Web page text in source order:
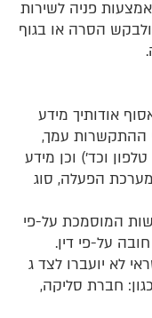
פניה לשירות
הלקוחות שלנו במספר: 02-546558 ולבקש הסרה או בגוף
אודותיך מידע
ההתקשרות עמך,
וכד') וכן מידע
הפעלה, סוג
המוסמכת על-פי
על-פי דין.
לא יועברו לצד ג
חברת סליקה,